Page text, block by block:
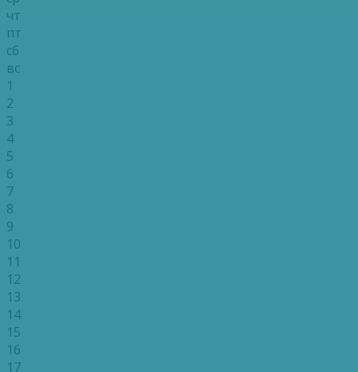
чт
пт
сб
вс
1
2
3
4
5
6
7
8
9
10
11
12
13
14
15
16
17